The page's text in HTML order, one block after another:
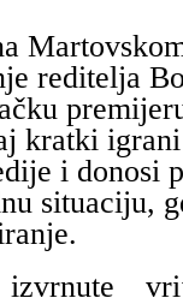
reditelja
kratki
i donosi
situaciju,